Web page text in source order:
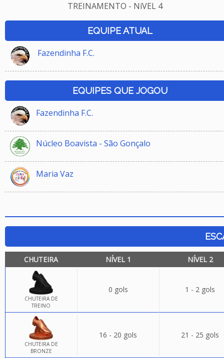
TREINAMENTO - NíVEL 4
EQUIPE ATUAL
Fazendinha F.C.
EQUIPES QUE JOGOU
Fazendinha F.C.
Núcleo Boavista - São Gonçalo
Maria Vaz
CHUTEIRA NÍVEL 1 NÍVEL 2
CHUTEIRA DE
TREINO
0 gols 1 - 2 gols
CHUTEIRA DE
BRONZE
16 - 20 gols 21 - 25 gols